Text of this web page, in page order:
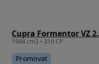
1984 cm3 • 310 CP
Promovat